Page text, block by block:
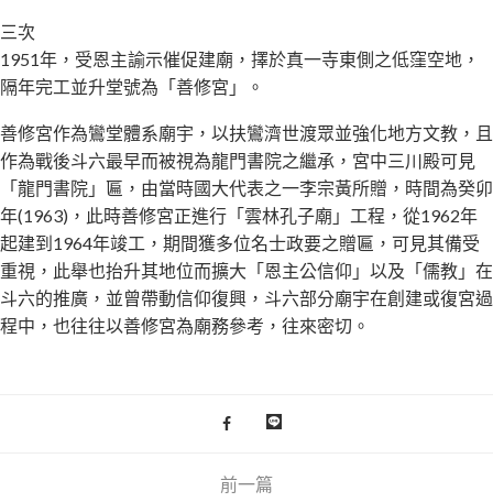
三次
1951年，受恩主諭示催促建廟，擇於真一寺東側之低窪空地，
隔年完工並升堂號為「善修宮」。
善修宮作為鸞堂體系廟宇，以扶鸞濟世渡眾並強化地方文教，且
作為戰後斗六最早而被視為龍門書院之繼承，宮中三川殿可見
「龍門書院」匾，由當時國大代表之一李宗黃所贈，時間為癸卯
年(1963)，此時善修宮正進行「雲林孔子廟」工程，從1962年
起建到1964年竣工，期間獲多位名士政要之贈匾，可見其備受
重視，此舉也抬升其地位而擴大「恩主公信仰」以及「儒教」在
斗六的推廣，並曾帶動信仰復興，斗六部分廟宇在創建或復宮過
程中，也往往以善修宮為廟務參考，往來密切。
前一篇